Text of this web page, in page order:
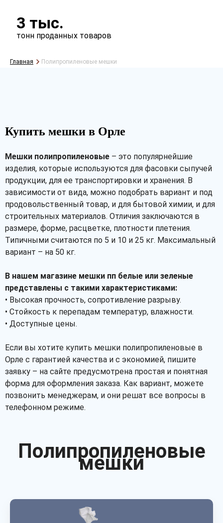
3 тыс.
тонн проданных товаров
Главная Полипропиленовые мешки
Купить мешки в Орле
Мешки полипропиленовые – это популярнейшие
изделия, которые используются для фасовки сыпучей
продукции, для ее транспортировки и хранения. В
зависимости от вида, можно подобрать вариант и под
продовольственный товар, и для бытовой химии, и для
строительных материалов. Отличия заключаются в
размере, форме, расцветке, плотности плетения.
Типичными считаются по 5 и 10 и 25 кг. Максимальный
вариант – на 50 кг.
В нашем магазине мешки пп белые или зеленые
представлены с такими характеристиками:
• Высокая прочность, сопротивление разрыву.
• Стойкость к перепадам температур, влажности.
• Доступные цены.
Если вы хотите купить мешки полипропиленовые в
Орле с гарантией качества и с экономией, пишите
заявку – на сайте предусмотрена простая и понятная
форма для оформления заказа. Как вариант, можете
позвонить менеджерам, и они решат все вопросы в
телефонном режиме.
Полипропиленовые
мешки